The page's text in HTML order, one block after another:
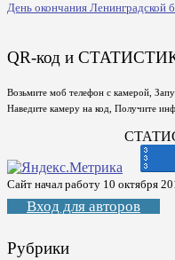
День окончания Ленинградской
QR-код и
Возьмите моб телефон с камерой,
Наведите камеру на код, Получите
Сайт начал работу 10 октября
Вход для авторов
Рубрики